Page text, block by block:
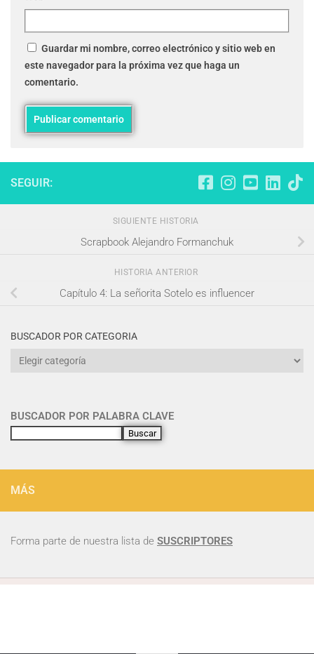
Guardar mi nombre, correo electrónico y sitio web en
este navegador para la próxima vez que haga un
comentario.
SEGUIR:
SIGUIENTE HISTORIA
Scrapbook Alejandro Formanchuk
HISTORIA ANTERIOR
Capítulo 4: La señorita Sotelo es influencer
BUSCADOR POR CATEGORIA
BUSCADOR POR PALABRA CLAVE
Buscar
MÁS
Forma parte de nuestra lista de SUSCRIPTORES